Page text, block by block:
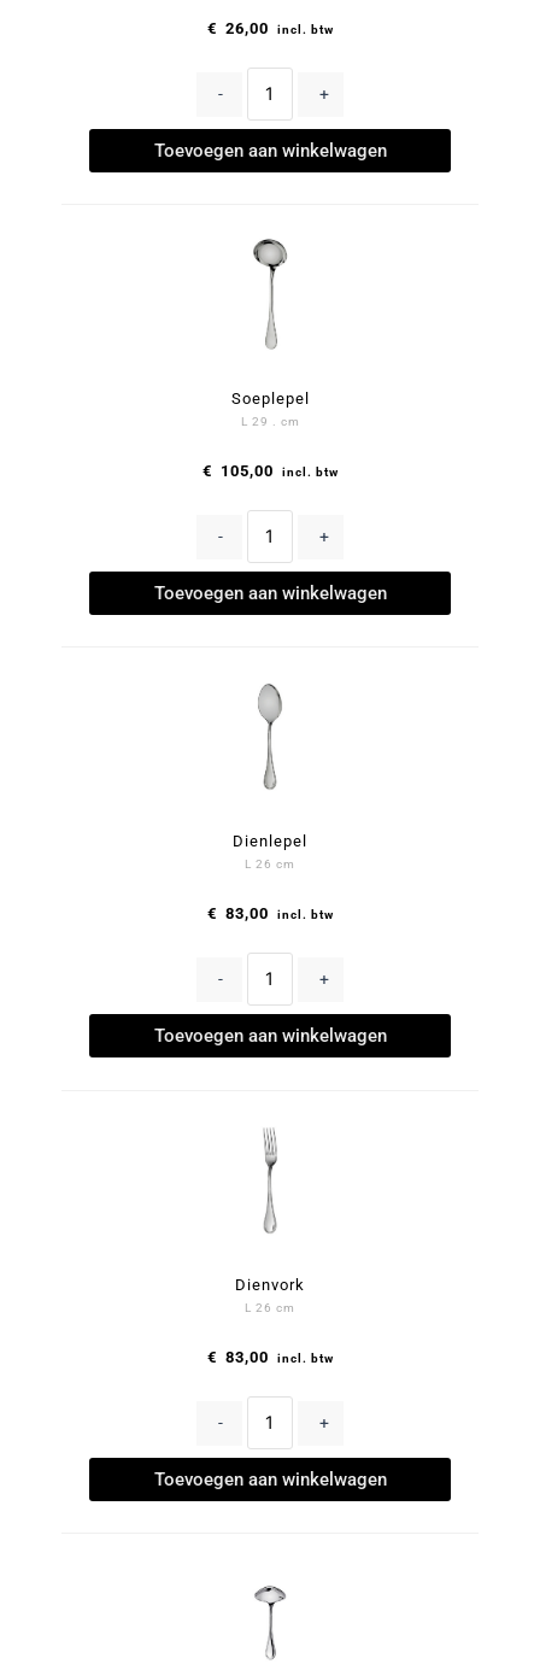
€ 26,00 incl. btw
- +
Toevoegen aan winkelwagen
Soeplepel
L 29 . cm
€ 105,00 incl. btw
- +
Toevoegen aan winkelwagen
Dienlepel
L 26 cm
€ 83,00 incl. btw
- +
Toevoegen aan winkelwagen
Dienvork
L 26 cm
€ 83,00 incl. btw
- +
Toevoegen aan winkelwagen